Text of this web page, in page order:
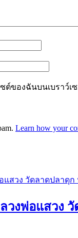
ต์ของฉันบนเบราว์
Learn how your
วงพ่อแสวง